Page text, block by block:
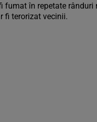
fumat în repetate rânduri
fi terorizat vecinii.